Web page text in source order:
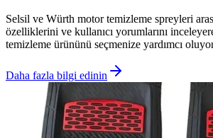
Selsil ve Würth motor temizleme spreyleri
özelliklerini ve kullanıcı yorumlarını
temizleme ürününü seçmenize yardımcı
Daha fazla bilgi edinin